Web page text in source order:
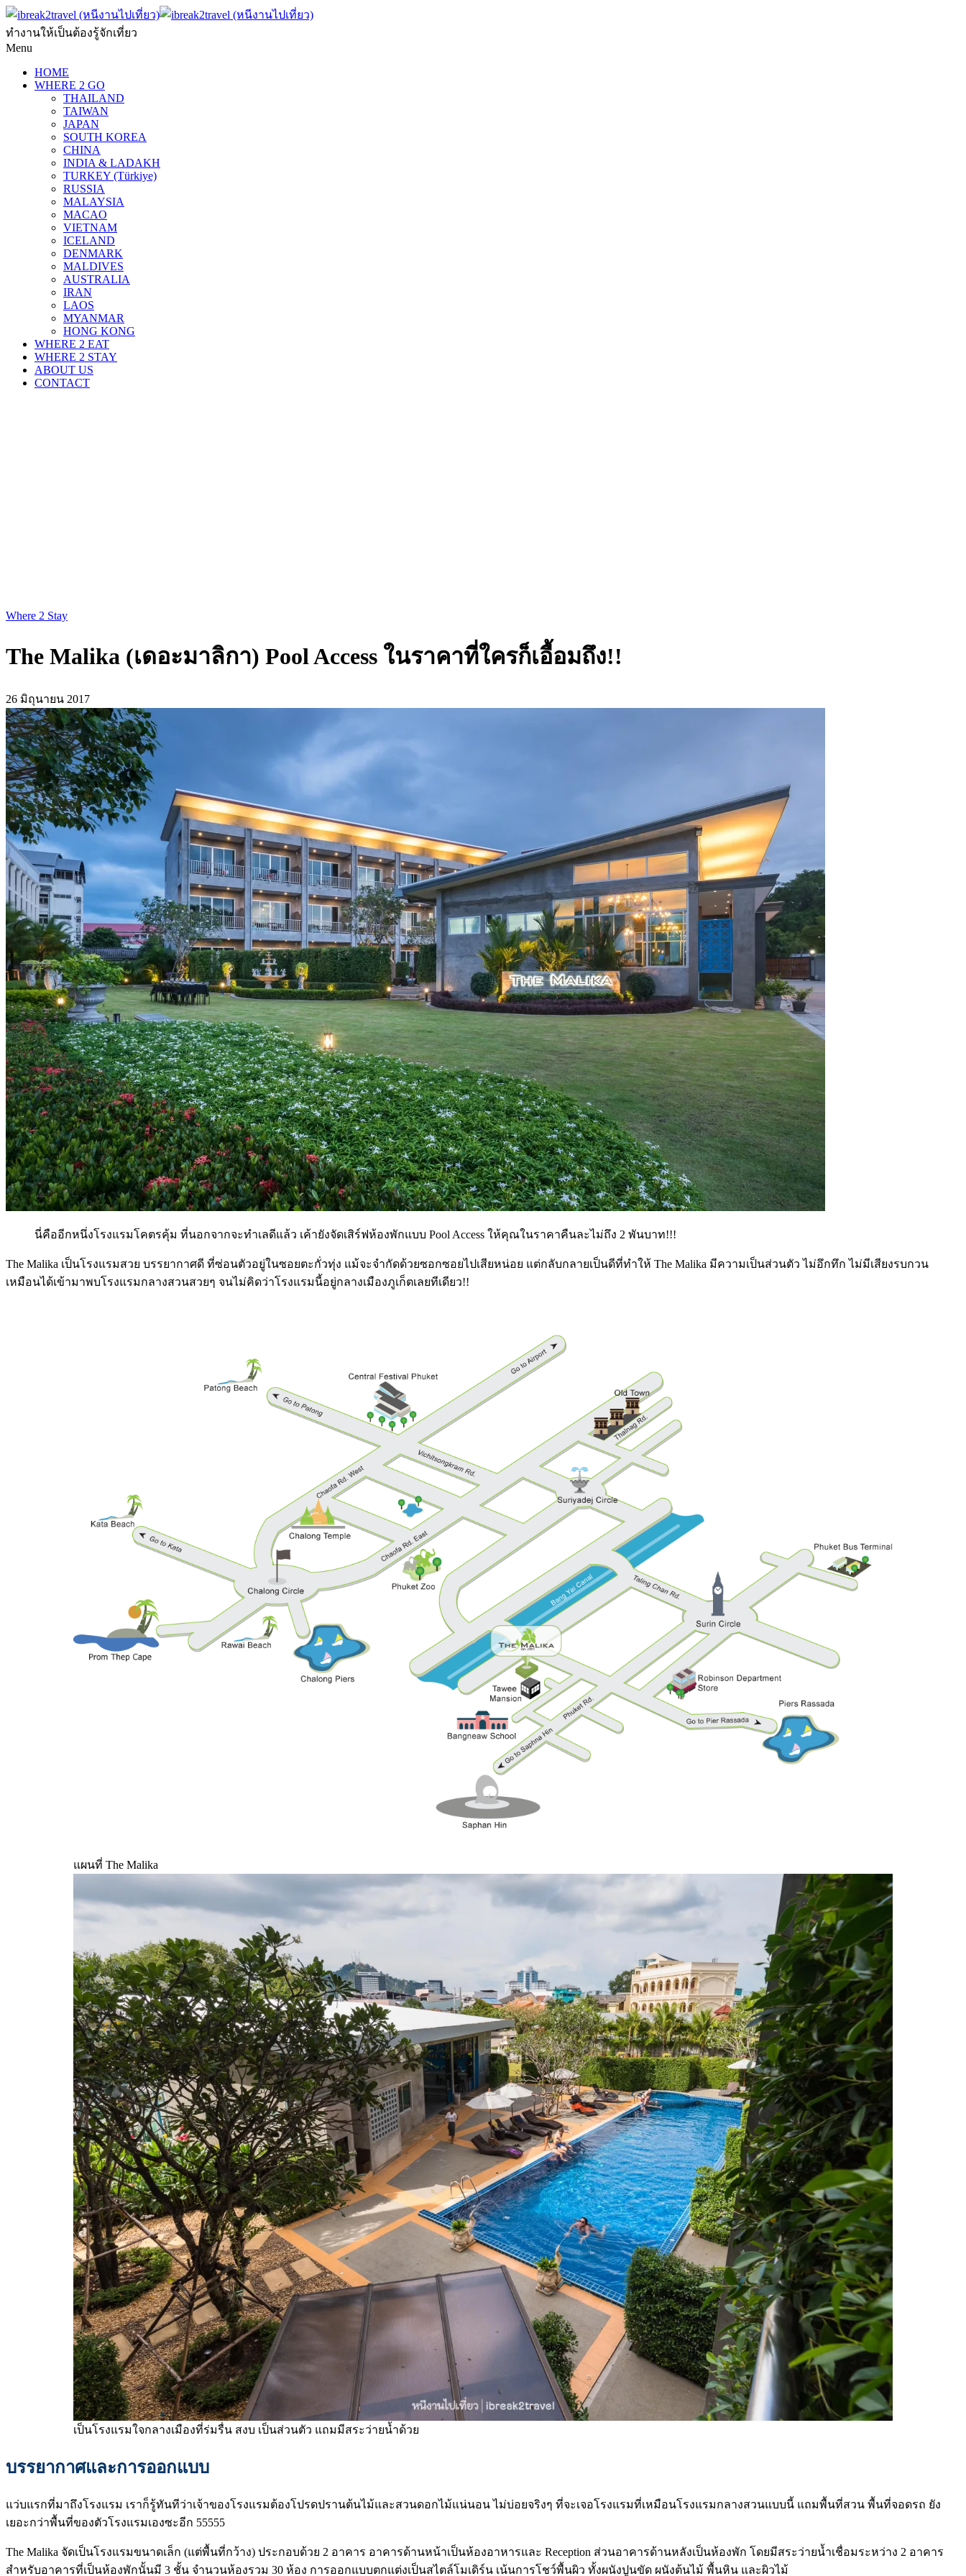
ทำงานให้เป็นต้องรู้จักเที่ยว
Menu
HOME
WHERE 2 GO
THAILAND
TAIWAN
JAPAN
SOUTH KOREA
CHINA
INDIA & LADAKH
TURKEY (Türkiye)
RUSSIA
MALAYSIA
MACAO
VIETNAM
ICELAND
DENMARK
MALDIVES
AUSTRALIA
IRAN
LAOS
MYANMAR
HONG KONG
WHERE 2 EAT
WHERE 2 STAY
ABOUT US
CONTACT
Where 2 Stay
The Malika (เดอะมาลิกา) Pool Access ในราคาที่ใครก็เอื้อมถึง!!
26 มิถุนายน 2017
นี่คืออีกหนึ่งโรงแรมโคตรคุ้ม ที่นอกจากจะทำเลดีแล้ว เค้ายังจัดเสิร์ฟห้องพักแบบ Pool Access ให้คุณในราคาคืนละไม่ถึง 2 พันบาท!!!
The Malika เป็นโรงแรมสวย บรรยากาศดี ที่ซ่อนตัวอยู่ในซอยตะกั่วทุ่ง แม้จะจำกัดด้วยซอกซอยไปเสียหน่อย แต่กลับกลายเป็นดีที่ทำให้ The Malika มีความเป็นส่วนตัว ไม่อึกทึก ไม่มีเสียงรบกวน
เหมือนได้เข้ามาพบโรงแรมกลางสวนสวยๆ จนไม่คิดว่าโรงแรมนี้อยู่กลางเมืองภูเก็ตเลยทีเดียว!!
แผนที่ The Malika
เป็นโรงแรมใจกลางเมืองที่ร่มรื่น สงบ เป็นส่วนตัว แถมมีสระว่ายน้ำด้วย
บรรยากาศและการออกแบบ
แว่บแรกที่มาถึงโรงแรม เราก็รู้ทันทีว่าเจ้าของโรงแรมต้องโปรดปรานต้นไม้และสวนดอกไม้แน่นอน ไม่บ่อยจริงๆ ที่จะเจอโรงแรมที่เหมือนโรงแรมกลางสวนแบบนี้ แถมพื้นที่สวน พื้นที่จอดรถ ยัง
เยอะกว่าพื้นที่ของตัวโรงแรมเองซะอีก 55555
The Malika จัดเป็นโรงแรมขนาดเล็ก (แต่พื้นที่กว้าง) ประกอบด้วย 2 อาคาร อาคารด้านหน้าเป็นห้องอาหารและ Reception ส่วนอาคารด้านหลังเป็นห้องพัก โดยมีสระว่ายน้ำเชื่อมระหว่าง 2 อาคาร
สำหรับอาคารที่เป็นห้องพักนั้นมี 3 ชั้น จำนวนห้องรวม 30 ห้อง การออกแบบตกแต่งเป็นสไตล์โมเดิร์น เน้นการโชว์พื้นผิว ทั้งผนังปูนขัด ผนังต้นไม้ พื้นหิน และผิวไม้